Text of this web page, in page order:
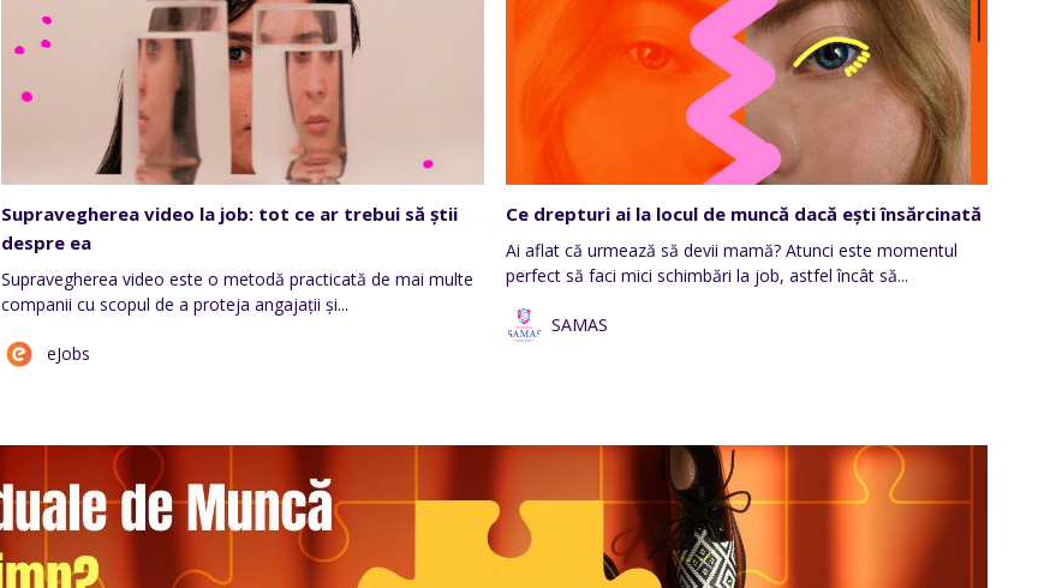
Supravegherea video la job: tot ce ar trebui să știi
despre ea
Supravegherea video este o metodă practicată de mai multe
companii cu scopul de a proteja angajații și...
eJobs
Ce drepturi ai la locul de muncă dacă ești însărcinată
Ai aflat că urmează să devii mamă? Atunci este momentul
perfect să faci mici schimbări la job, astfel încât să...
SAMAS